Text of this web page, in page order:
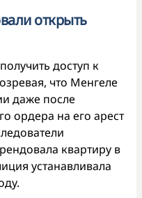
открыть
доступ к
что Менгеле
даже после
ордера на его арест
квартиру в
устанавливала